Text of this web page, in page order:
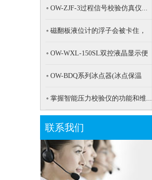
OW-ZJF-3过程信号校验仿真仪...
磁翻板液位计的浮子会被卡住，
OW-WXL-150SL双控液晶显示便
OW-BDQ系列冰点器(冰点保温
掌握智能压力校验仪的功能和维...
联系我们